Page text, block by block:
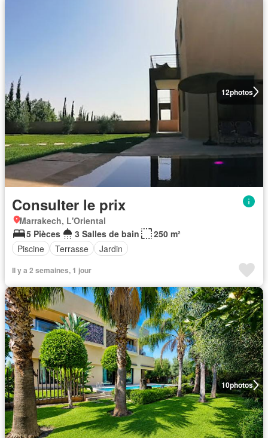
12photos
Consulter le prix
Marrakech, L'Oriental
5 Pièces
3 Salles de bain
250 m²
Piscine
Terrasse Jardin
Il y a 2 semaines, 1 jour
10photos